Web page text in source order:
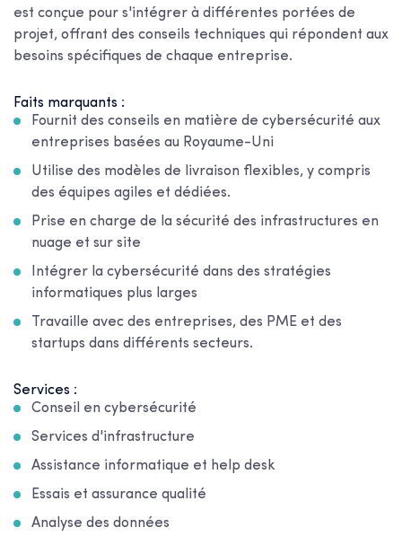
est conçue pour s'intégrer à différentes portées de
projet, offrant des conseils techniques qui répondent aux
besoins spécifiques de chaque entreprise.
Faits marquants :
Fournit des conseils en matière de cybersécurité aux
entreprises basées au Royaume-Uni
Utilise des modèles de livraison flexibles, y compris
des équipes agiles et dédiées.
Prise en charge de la sécurité des infrastructures en
nuage et sur site
Intégrer la cybersécurité dans des stratégies
informatiques plus larges
Travaille avec des entreprises, des PME et des
startups dans différents secteurs.
Services :
Conseil en cybersécurité
Services d'infrastructure
Assistance informatique et help desk
Essais et assurance qualité
Analyse des données